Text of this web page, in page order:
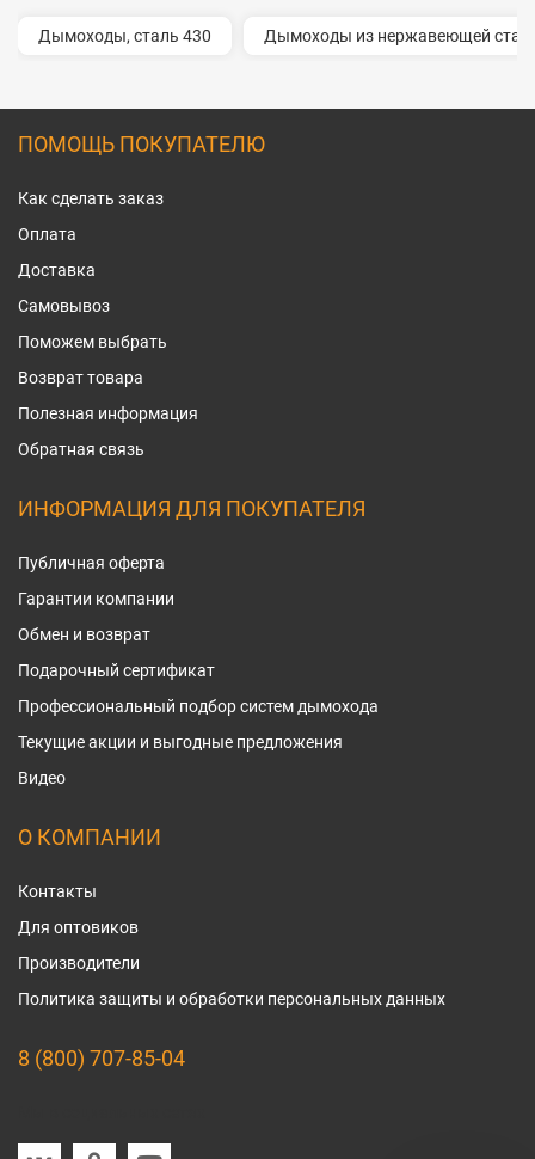
Дымоходы, сталь 430 Дымоходы из нержавеющей стали
ПОМОЩЬ ПОКУПАТЕЛЮ
Как сделать заказ
Оплата
Доставка
Самовывоз
Поможем выбрать
Возврат товара
Полезная информация
Обратная связь
ИНФОРМАЦИЯ ДЛЯ ПОКУПАТЕЛЯ
Публичная оферта
Гарантии компании
Обмен и возврат
Подарочный сертификат
Профессиональный подбор систем дымохода
Текущие акции и выгодные предложения
Видео
О КОМПАНИИ
Контакты
Для оптовиков
Производители
Политика защиты и обработки персональных данных
8 (800) 707-85-04